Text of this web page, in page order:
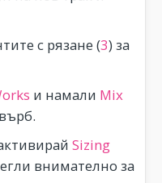
с рязане (3) за
и намали Mix
Sizing
внимателно за